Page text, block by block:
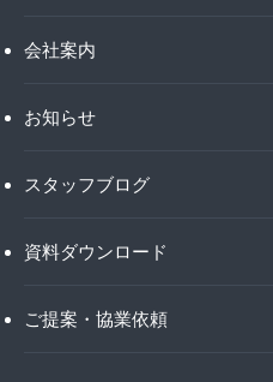
会社案内
お知らせ
スタッフブログ
資料ダウンロード
ご提案・協業依頼